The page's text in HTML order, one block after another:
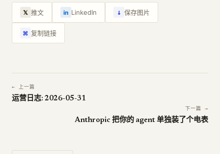
𝕏 推文 in LinkedIn ↓ 保存图片
⌘ 复制链接
← 上一篇
运营日志: 2026-05-31
下一篇 →
Anthropic 把你的 agent 单独装了个电表